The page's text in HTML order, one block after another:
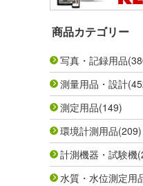
商品カテゴリー
写真・記録用品
測量用品・設計
測定用品(149)
環境計測用品(209)
計測機器・試験機
水質・水位測定用